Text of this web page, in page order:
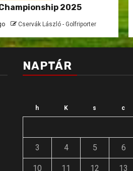
2025
Cservák László - Golfriporter
NAPTÁR
h K s c
3 4 5 6
10 11 12 13